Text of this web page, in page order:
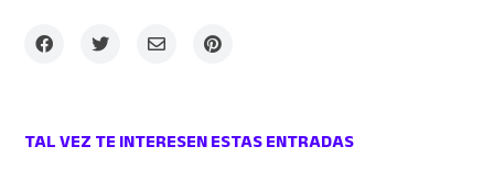
TAL VEZ TE INTERESEN ESTAS ENTRADAS